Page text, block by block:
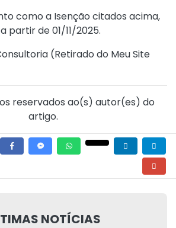
como a Isenção citados acima,
partir de 01/11/2025.
(Retirado do Meu Site
reservados ao(s) autor(es) do
artigo.
NOTÍCIAS